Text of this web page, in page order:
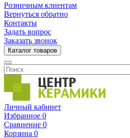
Розничным клиентам
Вернуться обратно
Контакты
Задать вопрос
Заказать звонок
Каталог товаров
Личный кабинет
Избранное 0
Сравнение 0
Корзина 0